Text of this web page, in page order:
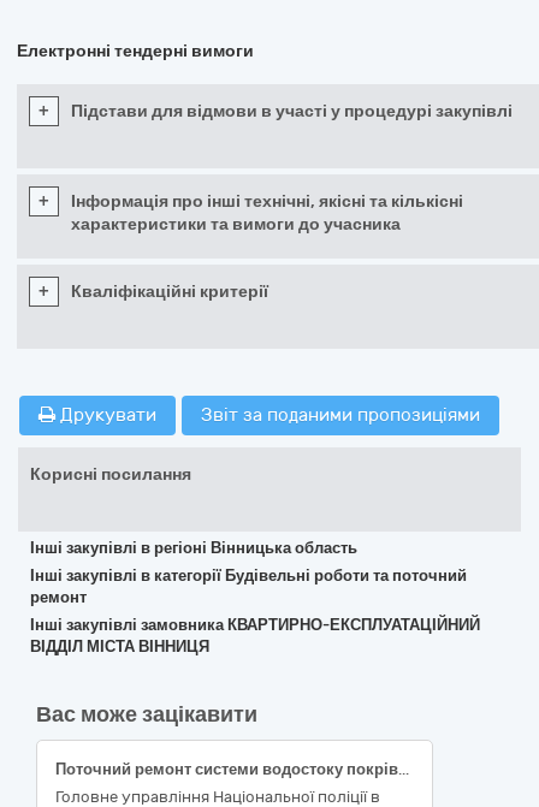
Електронні тендерні вимоги
+ Підстави для відмови в участі у процедурі закупівлі
+
Інформація про інші технічні, якісні та кількісні
характеристики та вимоги до учасника
+ Кваліфікаційні критерії
Друкувати Звіт за поданими пропозиціями
Корисні посилання
Інші закупівлі в регіоні Вінницька область
Інші закупівлі в категорії Будівельні роботи та поточний
ремонт
Інші закупівлі замовника КВАРТИРНО-ЕКСПЛУАТАЦІЙНИЙ
ВІДДІЛ МІСТА ВІННИЦЯ
Вас може зацікавити
Поточний ремонт системи водостоку покрівлі адміністративної будівлі літ. А-3 ГУНП в Миколаївській області за адресою Замовника
Головне управління Національної поліції в